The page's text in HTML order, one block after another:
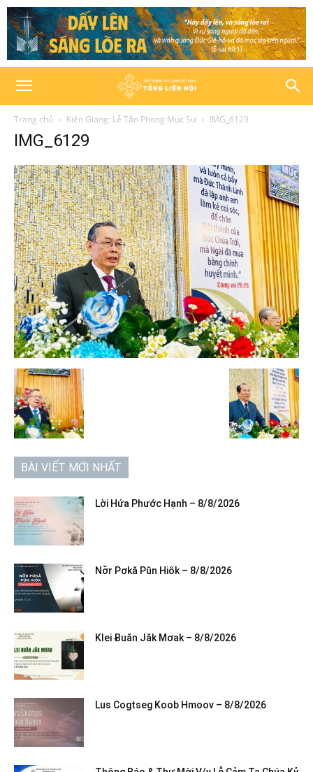
Trang chủ Kiên Giang: Lễ Tấn Phong Mục Sư IMG_6129
IMG_6129
BÀI VIẾT MỚI NHẤT
Lời Hứa Phước Hạnh – 8/8/2026
Nơ̆r Pơkă Pŭn Hiôk – 8/8/2026
Klei Ƀuăn Jăk Mơak – 8/8/2026
Lus Cogtseg Koob Hmoov – 8/8/2026